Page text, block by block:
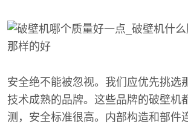
安全绝不能被忽视。我们应优先挑选
技术成熟的品牌。这些品牌的破壁机
测，安全标准很高。内部构造和部件